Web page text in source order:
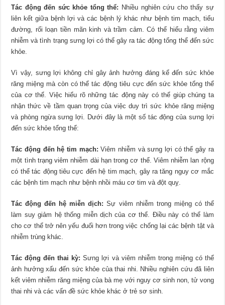
Tác động đến sức khỏe tổng thể: Nhiều nghiên cứu cho thấy sự
liên kết giữa bệnh lợi và các bệnh lý khác như bệnh tim mạch, tiểu
đường, rối loạn tiền mãn kinh và trầm cảm. Có thể hiểu rằng viêm
nhiễm và tình trạng sưng lợi có thể gây ra tác động tổng thể đến sức
khỏe.
Vì vậy, sưng lợi không chỉ gây ảnh hưởng đáng kể đến sức khỏe
răng miệng mà còn có thể tác động tiêu cực đến sức khỏe tổng thể
của cơ thể. Việc hiểu rõ những tác động này có thể giúp chúng ta
nhận thức về tầm quan trọng của việc duy trì sức khỏe răng miệng
và phòng ngừa sưng lợi. Dưới đây là một số tác động của sưng lợi
đến sức khỏe tổng thể:
Tác động đến hệ tim mạch: Viêm nhiễm và sưng lợi có thể gây ra
một tình trạng viêm nhiễm dài hạn trong cơ thể. Viêm nhiễm lan rộng
có thể tác động tiêu cực đến hệ tim mạch, gây ra tăng nguy cơ mắc
các bệnh tim mạch như bệnh nhồi máu cơ tim và đột quỵ.
Tác động đến hệ miễn dịch: Sự viêm nhiễm trong miệng có thể
làm suy giảm hệ thống miễn dịch của cơ thể. Điều này có thể làm
cho cơ thể trở nên yếu đuối hơn trong việc chống lại các bệnh tật và
nhiễm trùng khác.
Tác động đến thai kỳ: Sưng lợi và viêm nhiễm trong miệng có thể
ảnh hưởng xấu đến sức khỏe của thai nhi. Nhiều nghiên cứu đã liên
kết viêm nhiễm răng miệng của bà mẹ với nguy cơ sinh non, tử vong
thai nhi và các vấn đề sức khỏe khác ở trẻ sơ sinh.